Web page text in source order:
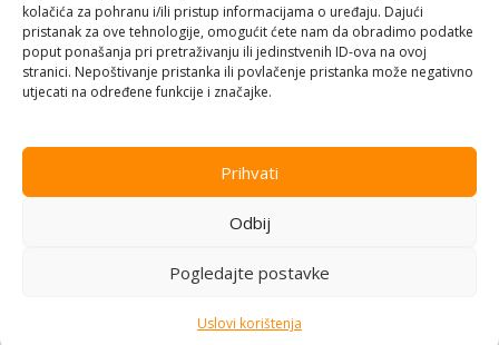
kolačića za pohranu i/ili pristup informacijama o uređaju. Dajući
pristanak za ove tehnologije, omogućit ćete nam da obradimo podatke
poput ponašanja pri pretraživanju ili jedinstvenih ID-ova na ovoj
stranici. Nepoštivanje pristanka ili povlačenje pristanka može negativno
utjecati na određene funkcije i značajke.
Prihvati
Odbij
Pogledajte postavke
Uslovi korištenja
Branilaca Bosne, 75 300 Lukavac
+387 35 555 999
info@pconer.ba
Vision.